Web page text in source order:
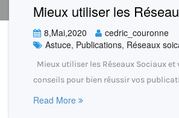
Mieux utiliser les
8,Mai,2020
cedric_couronne
Astuce, Publications, Réseaux
Mieux utiliser les Réseaux Sociaux
conseils pour bien réussir vos
Read More